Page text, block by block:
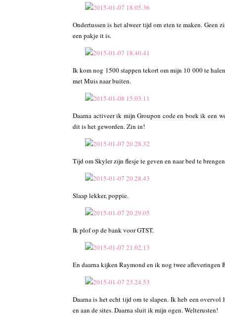
Ondertussen is het alweer tijd om eten te maken.
een pakje it is.
Ik kom nog 1500 stappen tekort om mijn 10 000 te
met Muis naar buiten.
Daarna activeer ik mijn Groupon code en boek ik een
dit is het geworden. Zin in!
Tijd om Skyler zijn flesje te geven en naar bed te
Slaap lekker, poppie.
Ik plof op de bank voor GTST.
En daarna kijken Raymond en ik nog twee afleveringen
Daarna is het echt tijd om te slapen. Ik heb een
en aan de sites. Daarna sluit ik mijn ogen. Welterusten!